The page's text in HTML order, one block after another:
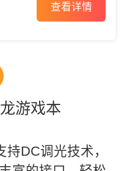
查看详情
游戏本
DC调光技术，